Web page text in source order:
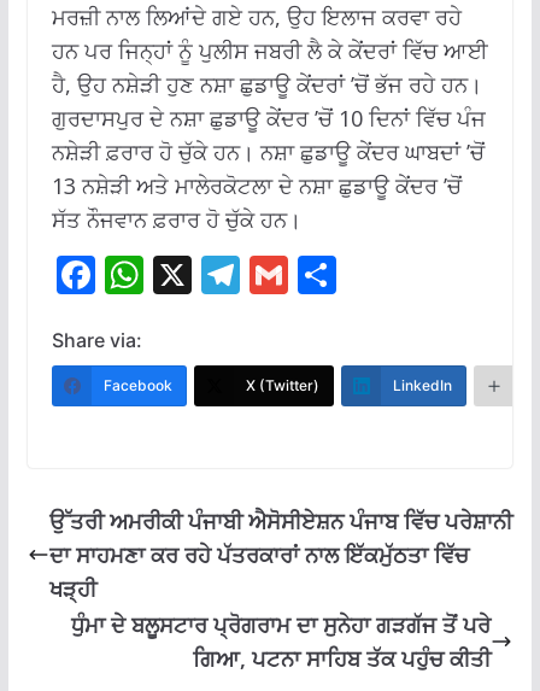
ਮਰਜ਼ੀ ਨਾਲ ਲਿਆਂਦੇ ਗਏ ਹਨ, ਉਹ ਇਲਾਜ ਕਰਵਾ ਰਹੇ
ਹਨ ਪਰ ਜਿਨ੍ਹਾਂ ਨੂੰ ਪੁਲੀਸ ਜਬਰੀ ਲੈ ਕੇ ਕੇਂਦਰਾਂ ਵਿੱਚ ਆਈ
ਹੈ, ਉਹ ਨਸ਼ੇੜੀ ਹੁਣ ਨਸ਼ਾ ਛੁਡਾਊ ਕੇਂਦਰਾਂ ’ਚੋਂ ਭੱਜ ਰਹੇ ਹਨ।
ਗੁਰਦਾਸਪੁਰ ਦੇ ਨਸ਼ਾ ਛੁਡਾਊ ਕੇਂਦਰ ’ਚੋਂ 10 ਦਿਨਾਂ ਵਿੱਚ ਪੰਜ
ਨਸ਼ੇੜੀ ਫ਼ਰਾਰ ਹੋ ਚੁੱਕੇ ਹਨ। ਨਸ਼ਾ ਛੁਡਾਊ ਕੇਂਦਰ ਘਾਬਦਾਂ ’ਚੋਂ
13 ਨਸ਼ੇੜੀ ਅਤੇ ਮਾਲੇਰਕੋਟਲਾ ਦੇ ਨਸ਼ਾ ਛੁਡਾਊ ਕੇਂਦਰ ’ਚੋਂ
ਸੱਤ ਨੌਜਵਾਨ ਫ਼ਰਾਰ ਹੋ ਚੁੱਕੇ ਹਨ।
F
e
b
k
W
at
s
p
X T
e
gr
G
ai
l
S
ar
e
Share via:
Facebook X (Twitter) LinkedIn
ਉੱਤਰੀ ਅਮਰੀਕੀ ਪੰਜਾਬੀ ਐਸੋਸੀਏਸ਼ਨ ਪੰਜਾਬ ਵਿੱਚ ਪਰੇਸ਼ਾਨੀ
ਦਾ ਸਾਹਮਣਾ ਕਰ ਰਹੇ ਪੱਤਰਕਾਰਾਂ ਨਾਲ ਇੱਕਮੁੱਠਤਾ ਵਿੱਚ
ਖੜ੍ਹੀ
ਧੁੰਮਾ ਦੇ ਬਲੂਸਟਾਰ ਪ੍ਰੋਗਰਾਮ ਦਾ ਸੁਨੇਹਾ ਗੜਗੱਜ ਤੋਂ ਪਰੇ
ਗਿਆ, ਪਟਨਾ ਸਾਹਿਬ ਤੱਕ ਪਹੁੰਚ ਕੀਤੀ